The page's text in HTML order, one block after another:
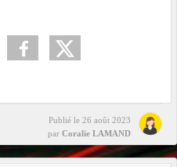
Publié le 26 août 2023
par Coralie LAMAND